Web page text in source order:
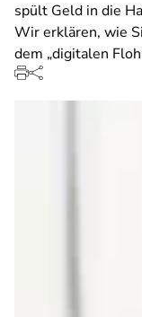
spült Geld in die
Wir erklären, wie
dem „digitalen